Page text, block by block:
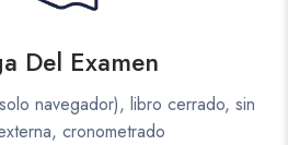
Del Examen
navegador), libro cerrado, sin
cronometrado